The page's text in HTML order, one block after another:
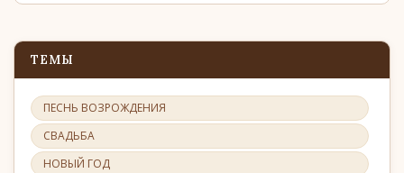
ТЕМЫ
ПЕСНЬ ВОЗРОЖДЕНИЯ
СВАДЬБА
НОВЫЙ ГОД